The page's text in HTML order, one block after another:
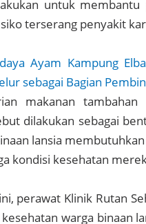
untuk membantu
terserang penyakit
Ayam Kampung
sebagai Bagian
makanan
dilakukan sebagai
lansia
kondisi kesehatan
perawat Klinik Rutan
warga binaan